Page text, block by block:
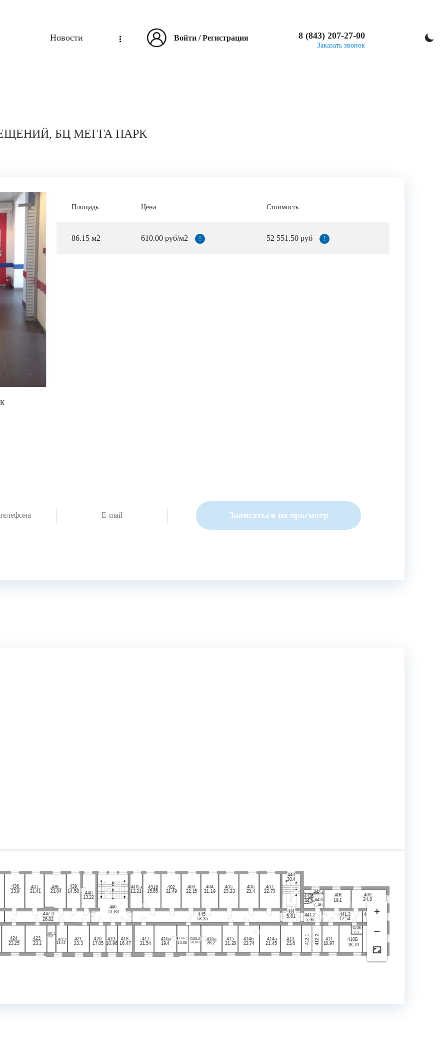
Новости Войти /Регистрация 8 (843) 207-27-00
Заказать звонок
БЦ МЕГГА ПАРК
Площадь: Цена: Стоимость:
86.15 м2 610.00 руб/м2 ! 52 551.50 руб !
Записаться на просмотр
442а
444
441 .2
440
438
436
423
422 .1
420 419 417 416б.1
416в 416а
445
439
437 401а
424 418 414а
415
446
447 .0
402 403 404 405
411
413
409
407
408
406
401б
412
.2
412
.1
414б
12,21 15,65 21,49 22,15 21,19 23,23 23,4
22,73
19 1 24,8
18,97
23,6
21,45
22,74
21,28
19,4 28,2
21,54
16,47
10,96
441.1
421
17,05
23,3
10,0
23,1
23,25
23,9 21,41 21,04
14,58
13,22
442б
442в442г
443
5 96
7,46
20,4
5,61
53,35
51,83
26 82
,
416б .2
10,88 10,88
12,54
441.3
2,3
410В
1 0
8,7
410Б
422 .2
13,42